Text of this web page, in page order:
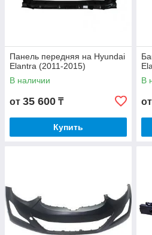
Панель передняя на Hyundai
Elantra (2011-2015)
В наличии
от 35 600 ₸
Купить
В
от